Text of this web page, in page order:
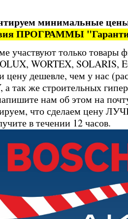
минимальные
ПРОГРАММЫ
участвуют только
WORTEX, SOLARIS,
цену дешевле, чем у нас
а так же строительных
нам об этом на
что сделаем цену
в течении 12 часов.